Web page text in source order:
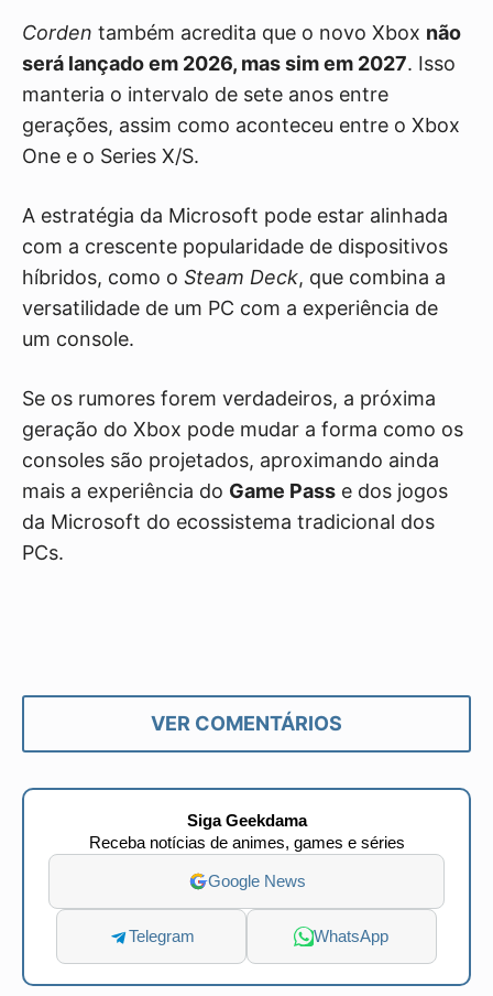
Corden também acredita que o novo Xbox não
será lançado em 2026, mas sim em 2027. Isso
manteria o intervalo de sete anos entre
gerações, assim como aconteceu entre o Xbox
One e o Series X/S.
A estratégia da Microsoft pode estar alinhada
com a crescente popularidade de dispositivos
híbridos, como o Steam Deck, que combina a
versatilidade de um PC com a experiência de
um console.
Se os rumores forem verdadeiros, a próxima
geração do Xbox pode mudar a forma como os
consoles são projetados, aproximando ainda
mais a experiência do Game Pass e dos jogos
da Microsoft do ecossistema tradicional dos
PCs.
VER COMENTÁRIOS
Siga Geekdama
Receba notícias de animes, games e séries
Google News
Telegram WhatsApp